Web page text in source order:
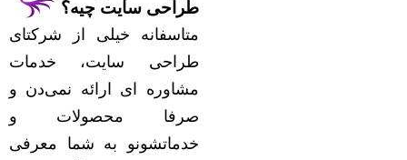
طراحی سایت چیه؟
متاسفانه خیلی از شرکتای
طراحی سایت، خدمات
مشاوره ای ارائه نمی‌دن و
صرفا محصولات و
خدماتشونو به شما معرفی